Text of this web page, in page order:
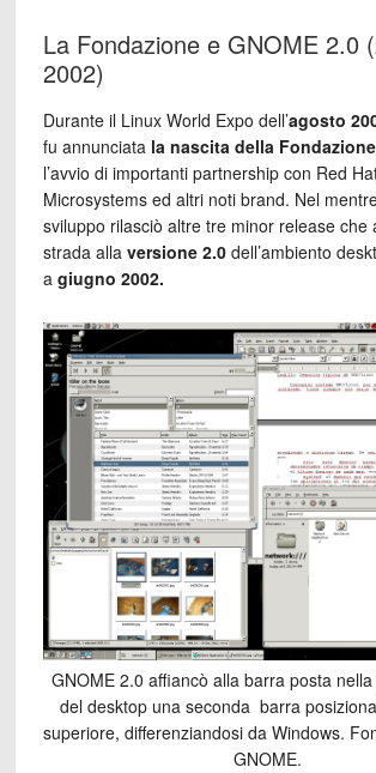
La Fondazione e GNOME 2.0
2002)
Durante il Linux World Expo dell’agosto
fu annunciata la nascita della
l’avvio di importanti partnership con Red
Microsystems ed altri noti brand. Nel
sviluppo rilasciò altre tre minor release che
strada allaversione 2.0dell’ambiento
a giugno 2002.
GNOME 2.0 affiancò alla barra posta
del desktop una seconda barra
superiore, differenziandosi da Windows.
GNOME.